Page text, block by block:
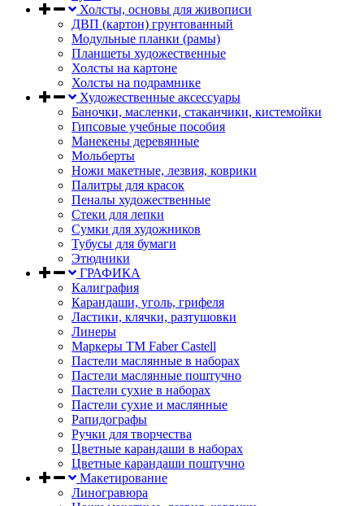
Холсты, основы для живописи
ДВП (картон) грунтованный
Модульные планки (рамы)
Планшеты художественные
Холсты на картоне
Холсты на подрамнике
Художественные аксессуары
Баночки, масленки, стаканчики, кистемойки
Гипсовые учебные пособия
Манекены деревянные
Мольберты
Ножи макетные, лезвия, коврики
Палитры для красок
Пеналы художественные
Стеки для лепки
Сумки для художников
Тубусы для бумаги
Этюдники
ГРАФИКА
Калиграфия
Карандаши, уголь, грифеля
Ластики, клячки, разтушовки
Линеры
Маркеры TM Faber Castell
Пастели маслянные в наборах
Пастели маслянные поштучно
Пастели сухие в наборах
Пастели сухие и маслянные
Рапидографы
Ручки для творчества
Цветные карандаши в наборах
Цветные карандаши поштучно
Макетирование
Линогравюра